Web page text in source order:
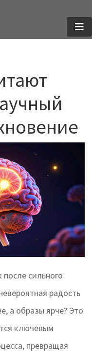
сильного
радость
а образы ярче? Это
ключевым
, превращая